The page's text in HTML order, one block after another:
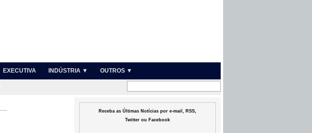
EXECUTIVA INDÚSTRIA ▼ OUTROS ▼
Receba as Últimas Notícias por e-mail, RSS,
Twitter ou Facebook